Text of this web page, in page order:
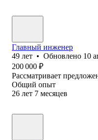
Главный инженер
49 лет • Обновлено 10
200 000 ₽
Рассматривает
Общий опыт
26 лет 7 месяцев